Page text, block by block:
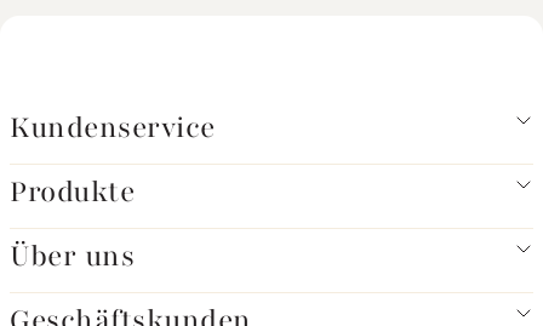
Kundenservice
Produkte
Über uns